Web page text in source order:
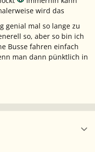
wird das
genial mal so lange zu
so, aber so bin ich
Busse fahren einfach
man dann pünktlich in